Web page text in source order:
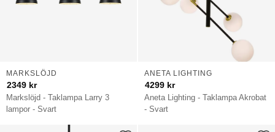
Markslöjd - Taklampa Larry 3
lampor - Svart
MARKSLÖJD
2349 kr
Aneta Lighting - Taklampa Akrobat
- Svart
ANETA LIGHTING
4299 kr